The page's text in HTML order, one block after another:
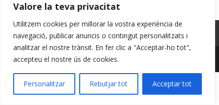
Valore la teva privacitat
Utilitzem cookies per millorar la vostra experiència de
navegació, publicar anuncis o contingut personalitzats i
analitzar el nostre trànsit. En fer clic a "Acceptar-ho tot",
accepteu el nostre ús de cookies.
Personalitzar Rebutjar tot Acceptar tot
Avís Legal Cookies Privacitat
Lloc web creat per